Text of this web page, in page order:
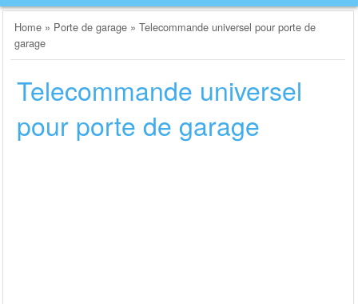
Home » Porte de garage »Telecommande universel pour porte de
garage
Telecommande universel
pour porte de garage